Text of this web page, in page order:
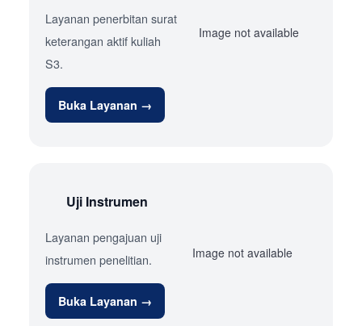
Layanan penerbitan surat
keterangan aktif kuliah
S3.
Buka Layanan →
Image not available
Uji Instrumen
Layanan pengajuan uji
instrumen penelitian.
Buka Layanan →
Image not available